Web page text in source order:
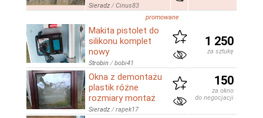
Sieradz /Cinus83
promowane
Makita pistolet do
silikonu komplet
nowy
Strobin /bobi41
1 250
za sztukę
Okna z demontażu
plastik różne
rozmiary montaż
Sieradz /rapek17
150
za okno
do negocjacji